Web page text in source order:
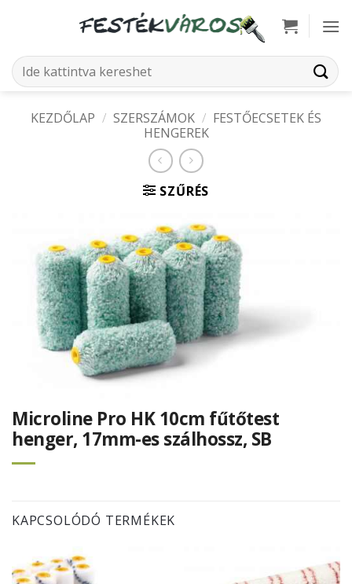
Keresés
a
KEZDŐLAP / SZERSZÁMOK / FESTŐECSETEK ÉS
HENGEREK
SZŰRÉS
Microline Pro HK 10cm fűtőtest
henger, 17mm-es szálhossz, SB
KAPCSOLÓDÓ TERMÉKEK